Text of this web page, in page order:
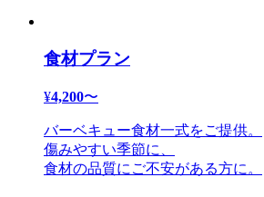
食材プラン
¥4,200〜
バーベキュー食材一式をご提供。
傷みやすい季節に、
食材の品質にご不安がある方に。